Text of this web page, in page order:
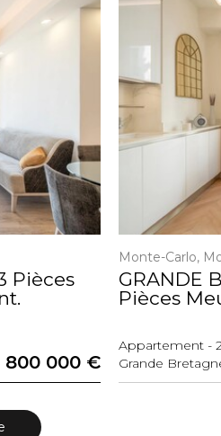
Pièces
800 000 €
Monte-Carlo,
GRANDE
Pièces
Appartement -
Grande